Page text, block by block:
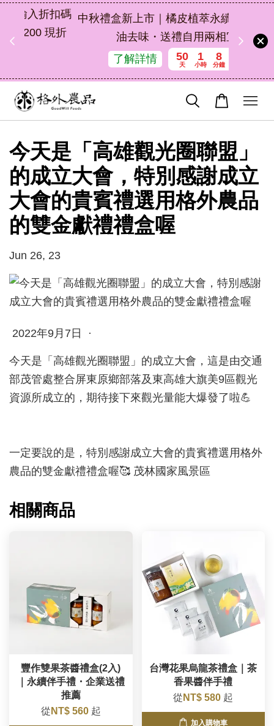
中秋禮盒新上市｜橘皮植萃永續好禮，解
油去味・送禮自用兩相宜
50
天
1
小時
21
秒
今天是「高雄觀光圈聯盟」
的成立大會，特別感謝成立
大會的貴賓禮選用格外農品
的雙金獻禮禮盒喔
Jun 26, 23
2022年9月7日 ·
今天是「高雄觀光圈聯盟」的成立大會，這是由交通
部茂管處整合屏東原鄉部落及東高雄大旗美9區觀光
資源所成立的，期待接下來觀光量能大爆發了啦💪
一定要說的是，特別感謝成立大會的貴賓禮選用格外
農品的雙金獻禮禮盒喔🥰 茂林國家風景區
相關商品
豐作雙果茶醬禮盒(2入)
｜永續伴手禮・企業送禮
推薦
從 NT$ 560 起
台灣花果烏龍茶禮盒｜茶
香果醬伴手禮
從 NT$ 580 起
加入購物車